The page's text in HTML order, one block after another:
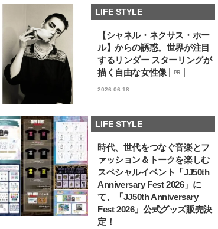
LIFE STYLE
【シャネル・ネクサス・ホー
ル】からの誘惑。世界が注目
するリンダー スターリングが
描く自由な女性像
PR
2026.06.18
LIFE STYLE
時代、世代をつなぐ音楽とフ
ァッション＆トークを楽しむ
スペシャルイベント「JJ50th
Anniversary Fest 2026」に
て、「JJ50th Anniversary
Fest 2026」公式グッズ販売決
定！